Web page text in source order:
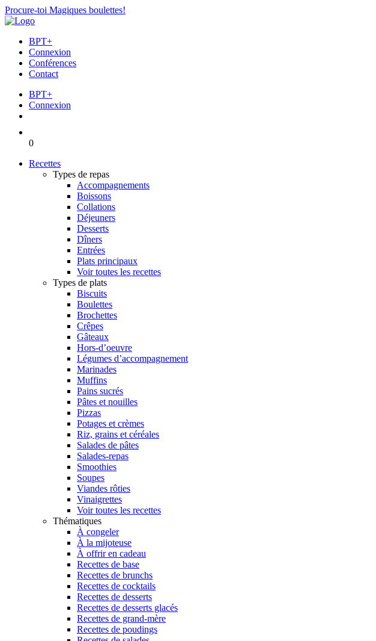
Procure-toi Magiques boulettes!
BPT+
Connexion
Conférences
Contact
BPT+
Connexion
0
Recettes
Types de repas
Accompagnements
Boissons
Collations
Déjeuners
Desserts
Dîners
Entrées
Plats principaux
Voir toutes les recettes
Types de plats
Biscuits
Boulettes
Brochettes
Crêpes
Gâteaux
Hors-d’oeuvre
Légumes d’accompagnement
Marinades
Muffins
Pains sucrés
Pâtes et nouilles
Pizzas
Potages et crèmes
Riz, grains et céréales
Salades de pâtes
Salades-repas
Smoothies
Soupes
Viandes rôties
Vinaigrettes
Voir toutes les recettes
Thématiques
À congeler
À la mijoteuse
À offrir en cadeau
Recettes de base
Recettes de brunchs
Recettes de cocktails
Recettes de desserts
Recettes de desserts glacés
Recettes de grand-mère
Recettes de poudings